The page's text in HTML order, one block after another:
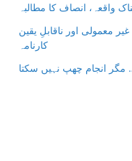
واقعہ، انصاف کا مطالبہ
معمولی اور ناقابلِ یقین
کارنامہ
مگر انجام چھپ نہیں سکتا